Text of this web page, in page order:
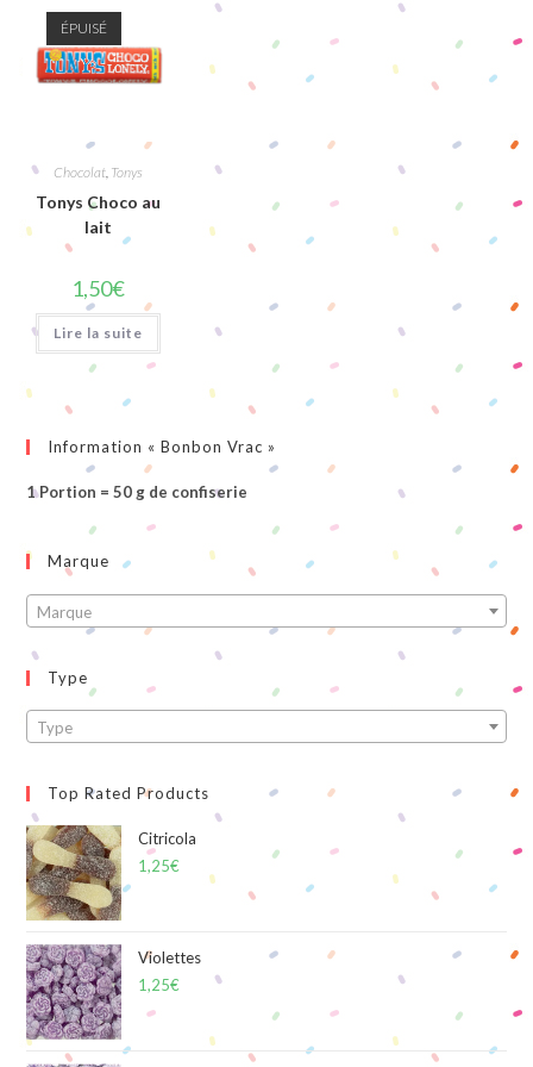
ÉPUISÉ
Chocolat Tonys
Tonys Choco au
lait
1,50€
Lire la suite
Information « Bonbon Vrac »
1 Portion = 50 g de confiserie
Marque
Marque
Type
Type
Top Rated Products
Citricola
1,25€
Violettes
1,25€